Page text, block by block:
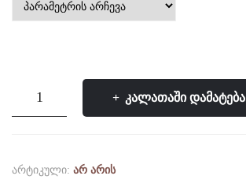
ᲙᲐᲚᲐᲗᲐᲨᲘ ᲓᲐᲛᲐᲢᲔᲑᲐ
ᲐᲠᲢᲘᲙᲣᲚᲘ: ᲐᲠ ᲐᲠᲘᲡ